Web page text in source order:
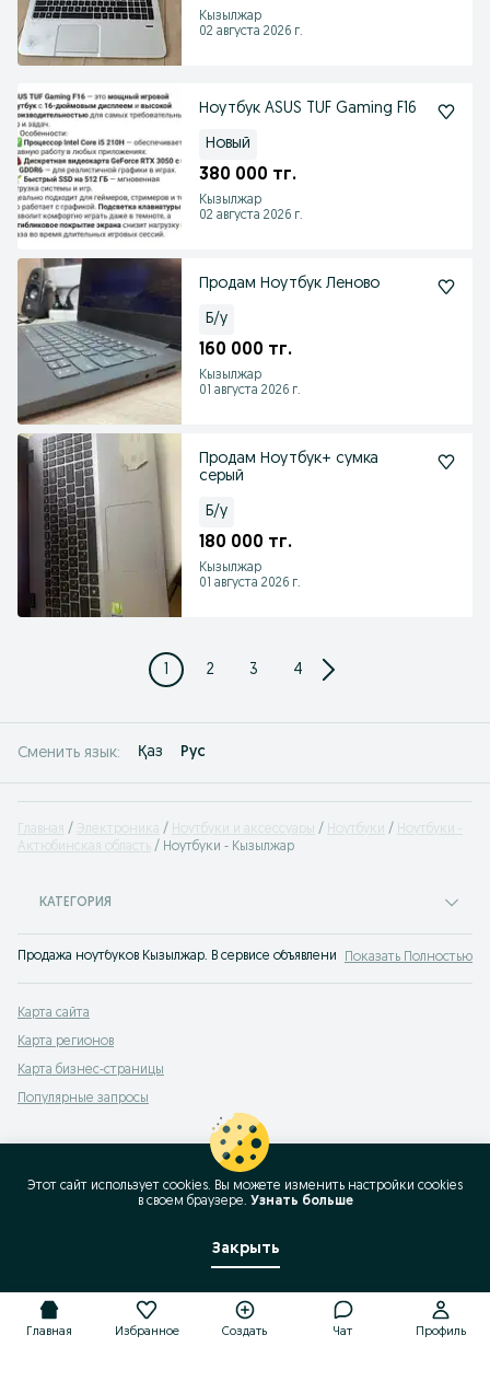
Кызылжар
02 августа 2026 г.
Ноутбук ASUS TUF Gaming F16
Новый
380 000 тг.
Кызылжар
02 августа 2026 г.
Продам Ноутбук Леново
Б/у
160 000 тг.
Кызылжар
01 августа 2026 г.
Продам Ноутбук+ сумка
серый
Б/у
180 000 тг.
Кызылжар
01 августа 2026 г.
1 2 3 4
Сменить язык: Қаз Рус
Главная Электроника Ноутбуки и аксессуары Ноутбуки
Ноутбуки -
Актюбинская область
Ноутбуки - Кызылжар
КАТЕГОРИЯ
Продажа ноутбуков Кызылжар. В сервисе объявлений OLX.kz легко и
Показать Полностью
Карта сайта
Карта регионов
Карта бизнес-страницы
Популярные запросы
Главная Избранное Создать Чат Профиль
Этот сайт использует cookies. Вы можете изменить настройки cookies
в своeм браузере. Узнать больше
Закрыть